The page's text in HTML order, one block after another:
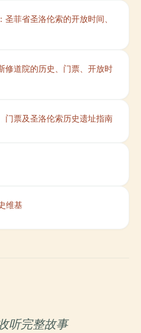
菲省圣洛伦索的开放时间、
修道院的历史、门票、开放时
门票及圣洛伦索历史遗址指南
维基
听完整故事